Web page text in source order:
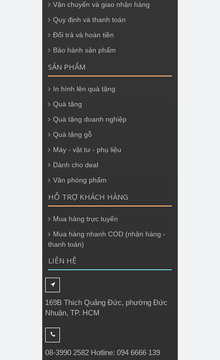
Vận chuyển và giao nhận hàng
Quy định và thanh toán
Đổi trả và hoàn tiền
Bảo hành sản phẩm
SẢN PHẨM
In hình lên quà tặng
Quà tặng
Quà tặng doanh nghiệp
Quà tặng gỗ
Máy - vật tư - phụ liệu
Dành cho deal
Văn phòng phẩm
HỖ TRỢ KHÁCH HÀNG
Mua hàng trực tuyến
Mua hàng nhanh COD (nhận hàng -
thanh toán)
LIÊN HỆ
169B Thích Quảng Đức, phường Đức
Nhuận, TP. HCM
08-3990 2582 Hotline: 094 6666 139